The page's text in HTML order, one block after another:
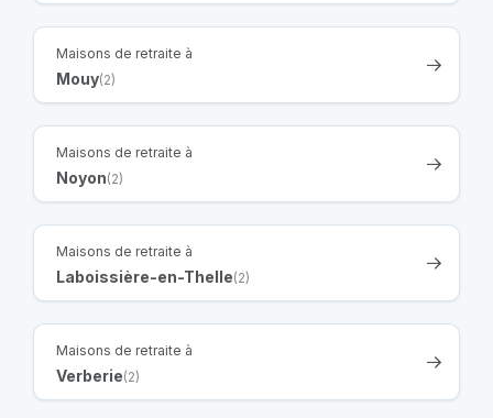
Maisons de retraite à
Mouy(2)
Maisons de retraite à
Noyon(2)
Maisons de retraite à
Laboissière-en-Thelle(2)
Maisons de retraite à
Verberie(2)